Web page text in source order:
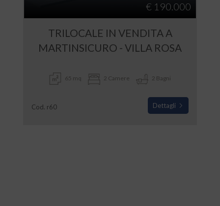
€ 190.000
TRILOCALE IN VENDITA A
MARTINSICURO - VILLA ROSA
65 mq 2 Camere 2 Bagni
Cod. r60 Dettagli